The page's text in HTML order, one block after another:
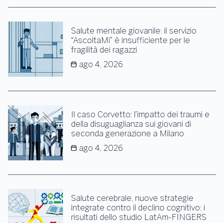
Salute mentale giovanile: il servizio
“AscoltaMi” è insufficiente per le
fragilità dei ragazzi
ago 4, 2026
Il caso Corvetto: l’impatto dei traumi e
della disuguaglianza sui giovani di
seconda generazione a Milano
ago 4, 2026
Salute cerebrale, nuove strategie
integrate contro il declino cognitivo: i
risultati dello studio LatAm-FINGERS